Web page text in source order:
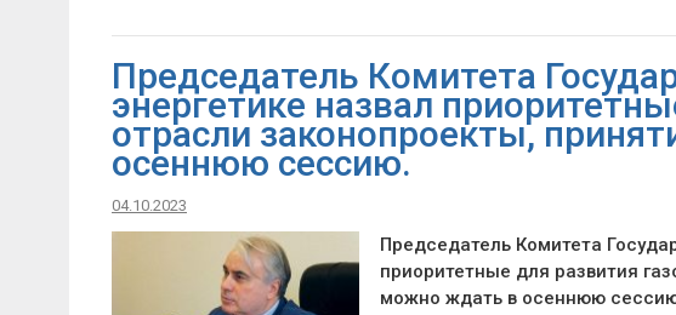
Председатель Комитета
энергетике назвал
отрасли законопроекты,
осеннюю сессию.
04.10.2023
Председатель Комитета
приоритетные для развития
можно ждать в осеннюю